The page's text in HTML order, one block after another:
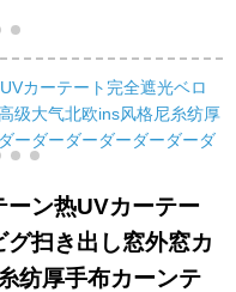
個
プ
鹿
全遮
ッ
す。ニバサルション
は大径のナノ静音ロ
マーロドの吊り輪カ
ーリングリングで
す。大口径の吊り輪
は10個入ります。
ン热UVカーテー
グ扫き出し窓外窓カ
纺厚手布カーンテ